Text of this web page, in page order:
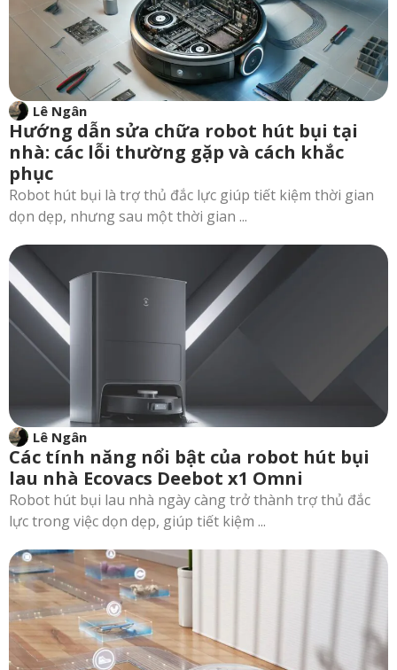
Lê Ngân
Hướng dẫn sửa chữa robot hút bụi tại
nhà: các lỗi thường gặp và cách khắc
phục
Robot hút bụi là trợ thủ đắc lực giúp tiết kiệm thời gian
dọn dẹp, nhưng sau một thời gian ...
Lê Ngân
Các tính năng nổi bật của robot hút bụi
lau nhà Ecovacs Deebot x1 Omni
Robot hút bụi lau nhà ngày càng trở thành trợ thủ đắc
lực trong việc dọn dẹp, giúp tiết kiệm ...